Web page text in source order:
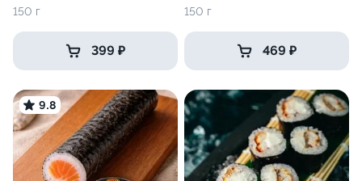
150 г
399 ₽
150 г
469 ₽
9.8